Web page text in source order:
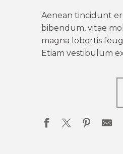
Aenean tincidunt
bibendum, vitae
magna lobortis
Etiam vestibulum